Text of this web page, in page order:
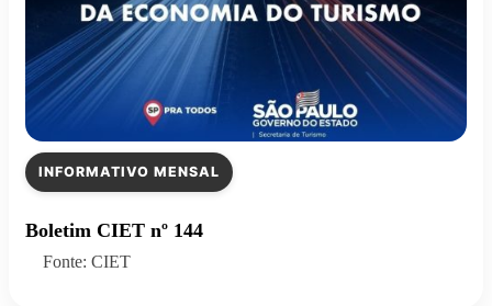
INFORMATIVO MENSAL
Boletim CIET nº 144
Fonte: CIET